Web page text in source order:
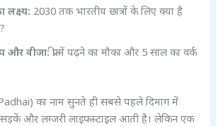
लक्ष्य: 2030 तक भारतीय छात्रों के लिए क्या है
और वीजा:फ्री में पढ़ने का मौका और 5 साल का वर्क
का नाम सुनते ही सबसे पहले दिमाग में
और लग्जरी लाइफस्टाइल आती है। लेकिन एक